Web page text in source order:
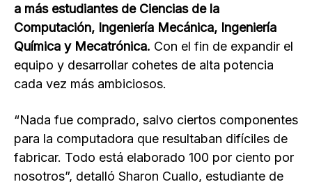
a más estudiantes de Ciencias de la
Computación, Ingeniería Mecánica, Ingeniería
Química y Mecatrónica. Con el fin de expandir el
equipo y desarrollar cohetes de alta potencia
cada vez más ambiciosos.
“Nada fue comprado, salvo ciertos componentes
para la computadora que resultaban difíciles de
fabricar. Todo está elaborado 100 por ciento por
nosotros”, detalló Sharon Cuallo, estudiante de